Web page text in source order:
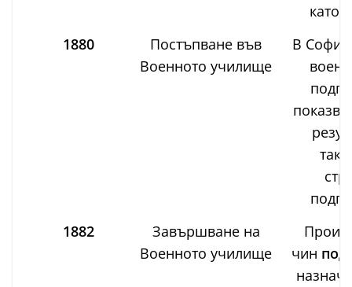
като
1880
Постъпване във
Военното училище
В София
1882
Завършване на
Военното училище
чин